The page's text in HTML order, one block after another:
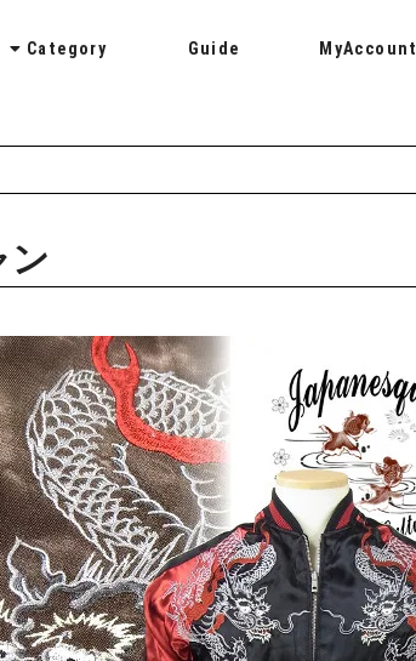
Category Guide MyAccount
ン